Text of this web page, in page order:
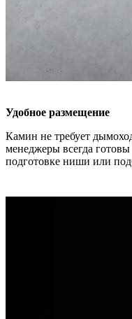
Удобное размещение
Камин не требует
менеджеры всегда готовы
подготовке ниши или